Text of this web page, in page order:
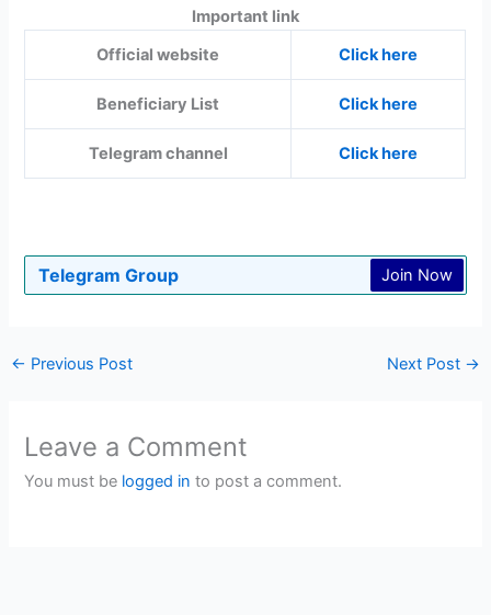
Important link
Official website
Click here
Beneficiary List Click here
Telegram channel Click here
Telegram Group Join Now
← Previous Post Next Post →
Leave a Comment
You must be logged in to post a comment.